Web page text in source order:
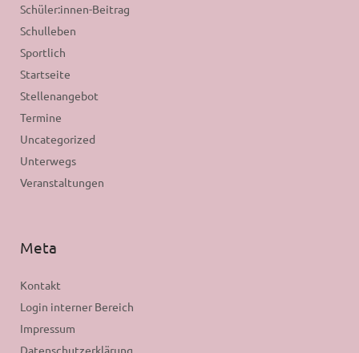
Schüler:innen-Beitrag
Schulleben
Sportlich
Startseite
Stellenangebot
Termine
Uncategorized
Unterwegs
Veranstaltungen
Meta
Kontakt
Login interner Bereich
Impressum
Datenschutzerklärung